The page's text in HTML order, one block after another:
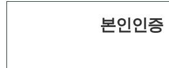
본인인증